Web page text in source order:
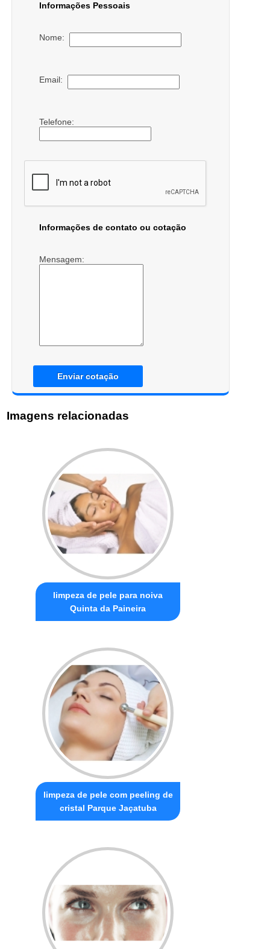
Informações Pessoais
Nome:
Email:
Telefone:
Informações de contato ou cotação
Mensagem:
Enviar cotação
Imagens relacionadas
limpeza de pele para noiva
Quinta da Paineira
limpeza de pele com peeling de
cristal Parque Jaçatuba